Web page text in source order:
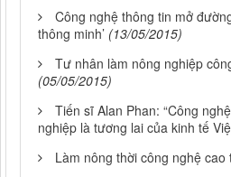
Công nghệ thông tin mở
thông minh’ (13/05/2015)
Tư nhân làm nông nghiệp
(05/05/2015)
Tiến sĩ Alan Phan: “Công
nghiệp là tương lai của kinh tế
Làm nông thời công nghệ cao